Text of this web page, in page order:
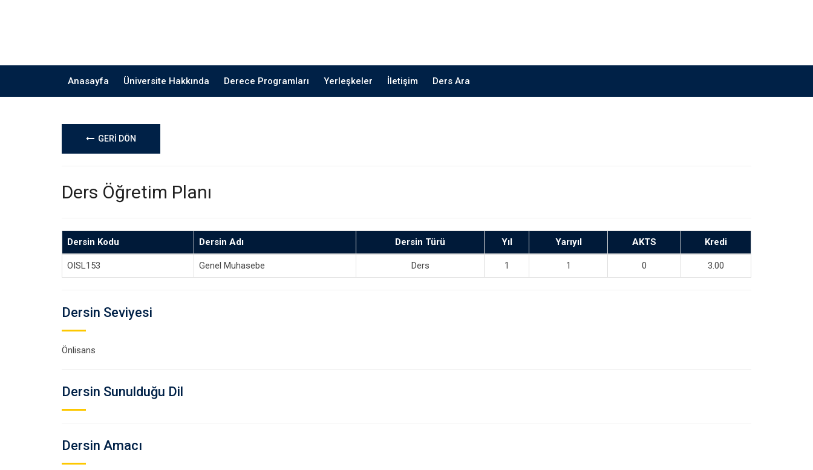
Anasayfa Üniversite Hakkında Derece Programları Yerleşkeler İletişim Ders Ara
GERİ DÖN
Ders Öğretim Planı
Dersin Kodu Dersin Adı Dersin Türü Yıl Yarıyıl AKTS Kredi
OISL153 Genel Muhasebe Ders 1 1 0 3.00
Dersin Seviyesi
Önlisans
Dersin Sunulduğu Dil
Dersin Amacı